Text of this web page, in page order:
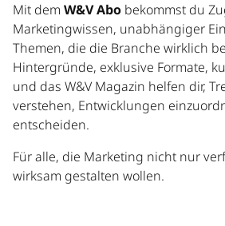
Mit dem W&V Abo bekommst du
Marketingwissen, unabhängiger
Themen, die die Branche wirklich
Hintergründe, exklusive Formate,
und das W&V Magazin helfen dir,
verstehen, Entwicklungen
entscheiden.
Für alle, die Marketing nicht nur
wirksam gestalten wollen.